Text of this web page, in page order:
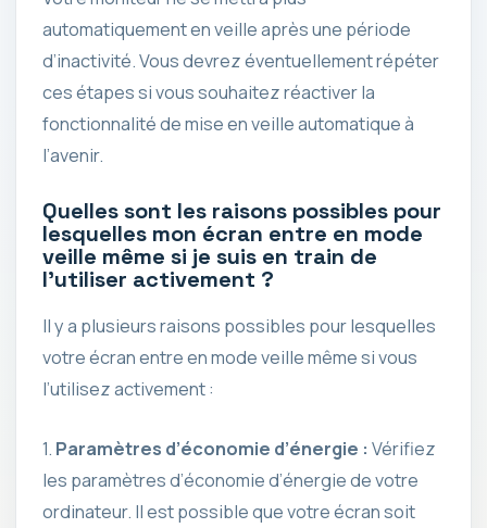
automatiquement en veille après une période
d’inactivité. Vous devrez éventuellement répéter
ces étapes si vous souhaitez réactiver la
fonctionnalité de mise en veille automatique à
l’avenir.
Quelles sont les raisons possibles pour
lesquelles mon écran entre en mode
veille même si je suis en train de
l’utiliser activement ?
Il y a plusieurs raisons possibles pour lesquelles
votre écran entre en mode veille même si vous
l’utilisez activement :
1. Paramètres d’économie d’énergie : Vérifiez
les paramètres d’économie d’énergie de votre
ordinateur. Il est possible que votre écran soit